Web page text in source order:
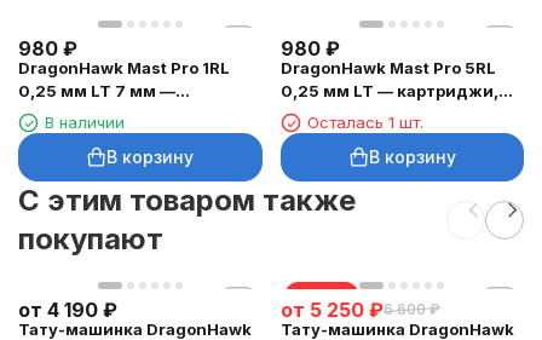
980 ₽
DragonHawk Mast Pro 1RL
0,25 мм LT 7 мм —
картриджи, 20 шт.
В наличии
В корзину
980 ₽
DragonHawk Mast Pro 5RL
0,25 мм LT — картриджи,
20 шт.Осталась 1 шт.
В корзину
C этим товаром также
покупают
от 4 190 ₽
Тату-машинка DragonHawk
скидка
от 5 250 ₽6 600 ₽
Тату-машинка DragonHawk